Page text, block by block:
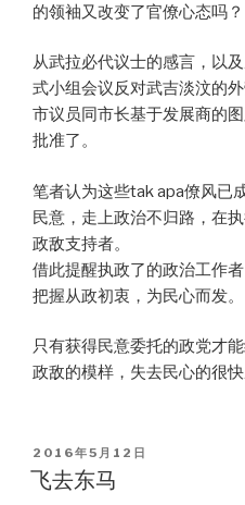
的领袖又改变了官僚心态吗？
从武拉必代议士的感言，以
式小组会议反对武吉淡汶的
市议员同市长基于发展商的
批准了。
笔者认为这些tak apa僚风已
民意，走上政治不归路，在
政敌支持者。
借此提醒执政了的政治工作
把握从政初衷，为民心而发。
只有获得民意委托的政党才
政敌的模样，失去民心的很
POSTED
ON
2016年5月12日
飞去东马